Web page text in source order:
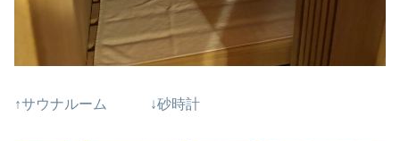
↑サウナルーム ↓砂時計